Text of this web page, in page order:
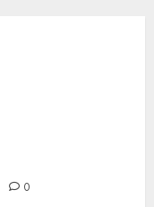
0